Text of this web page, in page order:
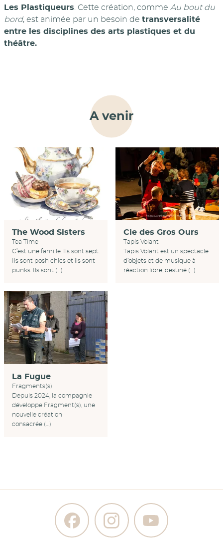
Les Plastiqueurs . Cette création, comme Au bout du
bord, est animée par un besoin de transversalité
entre les disciplines des arts plastiques et du
théâtre.
A venir
The Wood Sisters
Tea Time
C’est une famille. Ils sont sept.
Ils sont posh chics et ils sont
punks. Ils sont (…)
Cie des Gros Ours
Tapis Volant
Tapis Volant est un spectacle
d’objets et de musique à
réaction libre, destiné (…)
La Fugue
Fragments(s)
Depuis 2024, la compagnie
développe Fragment(s), une
nouvelle création
consacrée (…)